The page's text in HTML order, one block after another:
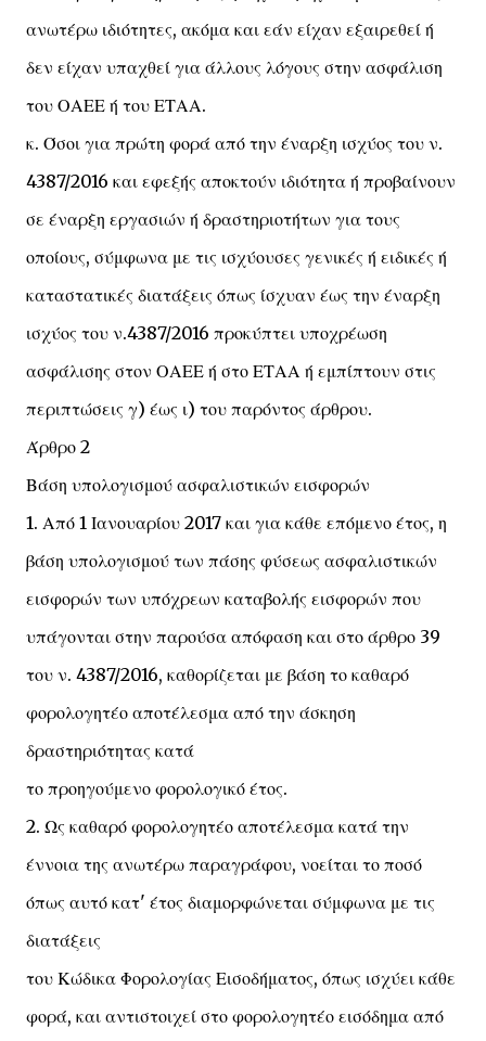
ανωτέρω ιδιότητες, ακόμα και εάν είχαν εξαιρεθεί ή
δεν είχαν υπαχθεί για άλλους λόγους στην ασφάλιση
του ΟΑΕΕ ή του ΕΤΑΑ.
κ. Όσοι για πρώτη φορά από την έναρξη ισχύος του ν.
4387/2016 και εφεξής αποκτούν ιδιότητα ή προβαίνουν
σε έναρξη εργασιών ή δραστηριοτήτων για τους
οποίους, σύμφωνα με τις ισχύουσες γενικές ή ειδικές ή
καταστατικές διατάξεις όπως ίσχυαν έως την έναρξη
ισχύος του ν.4387/2016 προκύπτει υποχρέωση
ασφάλισης στον ΟΑΕΕ ή στο ΕΤΑΑ ή εμπίπτουν στις
περιπτώσεις γ) έως ι) του παρόντος άρθρου.
Άρθρο 2
Βάση υπολογισμού ασφαλιστικών εισφορών
1. Από 1 Ιανουαρίου 2017 και για κάθε επόμενο έτος, η
βάση υπολογισμού των πάσης φύσεως ασφαλιστικών
εισφορών των υπόχρεων καταβολής εισφορών που
υπάγονται στην παρούσα απόφαση και στο άρθρο 39
του ν. 4387/2016, καθορίζεται με βάση το καθαρό
φορολογητέο αποτέλεσμα από την άσκηση
δραστηριότητας κατά
το προηγούμενο φορολογικό έτος.
2. Ως καθαρό φορολογητέο αποτέλεσμα κατά την
έννοια της ανωτέρω παραγράφου, νοείται το ποσό
όπως αυτό κατ' έτος διαμορφώνεται σύμφωνα με τις
διατάξεις
του Κώδικα Φορολογίας Εισοδήματος, όπως ισχύει κάθε
φορά, και αντιστοιχεί στο φορολογητέο εισόδημα από